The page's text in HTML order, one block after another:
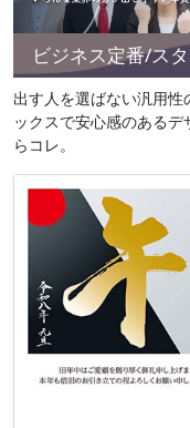
ビジネス定番/ス
出す人を選ばない汎用
ックスで安心感のある
らコレ。